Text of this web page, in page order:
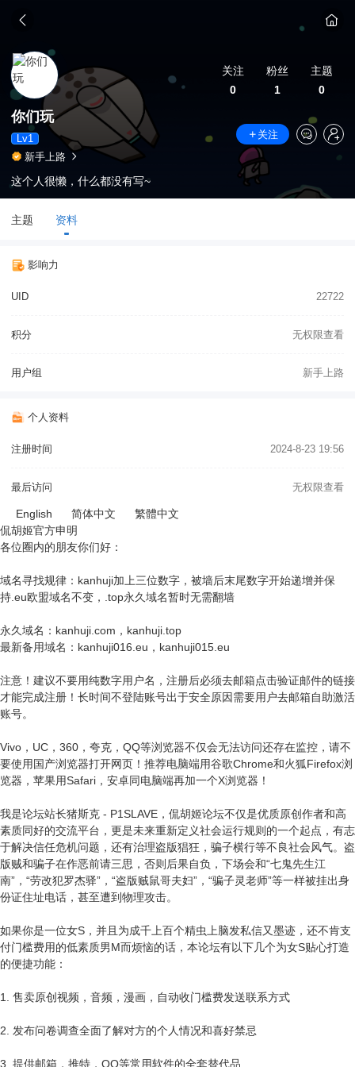
关注
0
粉丝
1
主题
0
你们玩
Lv1
关注
新手上路
这个人很懒，什么都没有写~
主题 资料
影响力
UID 22722
积分 无权限查看
用户组 新手上路
个人资料
注册时间 2024-8-23 19:56
最后访问 无权限查看
English 简体中文
繁體中文
侃胡姬官方申明
各位圈内的朋友你们好：
域名寻找规律：kanhuji加上三位数字，被墙后末尾数字开始递增并保
持.eu欧盟域名不变，.top永久域名暂时无需翻墙
永久域名：kanhuji.com，kanhuji.top
最新备用域名：kanhuji016.eu，kanhuji015.eu
注意！建议不要用纯数字用户名，注册后必须去邮箱点击验证邮件的链接
才能完成注册！长时间不登陆账号出于安全原因需要用户去邮箱自助激活
账号。
Vivo，UC，360，夸克，QQ等浏览器不仅会无法访问还存在监控，请不
要使用国产浏览器打开网页！推荐电脑端用谷歌Chrome和火狐Firefox浏
览器，苹果用Safari，安卓同电脑端再加一个X浏览器！
我是论坛站长猪斯克 - P1SLAVE，侃胡姬论坛不仅是优质原创作者和高
素质同好的交流平台，更是未来重新定义社会运行规则的一个起点，有志
于解决信任危机问题，还有治理盗版猖狂，骗子横行等不良社会风气。盗
版贼和骗子在作恶前请三思，否则后果自负，下场会和“七鬼先生江
南”，“劳改犯罗杰驿”，“盗版贼鼠哥夫妇”，“骗子灵老师”等一样被挂出身
份证住址电话，甚至遭到物理攻击。
如果你是一位女S，并且为成千上百个精虫上脑发私信又墨迹，还不肯支
付门槛费用的低素质男M而烦恼的话，本论坛有以下几个为女S贴心打造
的便捷功能：
1. 售卖原创视频，音频，漫画，自动收门槛费发送联系方式
2. 发布问卷调查全面了解对方的个人情况和喜好禁忌
3. 提供邮箱，推特，QQ等常用软件的全套替代品